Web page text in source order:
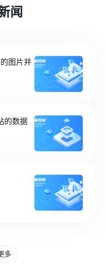
闻
图片并
的数据
多